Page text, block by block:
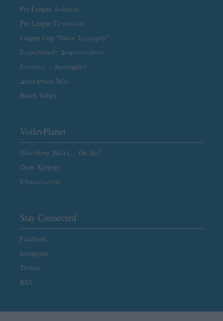
Pre League Ανδρών
Pre League Γυναικών
League Cup “Νίκος Σαμαράς”
Ευρωπαϊκές Διοργανώσεις
Ενώσεις – Ακαδημίες
Διοικητικά Νέα
Beach Volley
VolleyPlanet
Πλανήτης βόλεϊ… On Air!
Όροι Χρήσης
Επικοινωνία
Stay Connected
Facebook
Instagram
Twitter
RSS